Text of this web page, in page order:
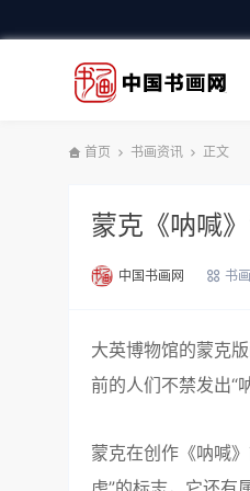
首页 书画资讯 正文
蒙克《呐喊
中国书画网 书
大英博物馆的蒙克
前的人们不禁发出“呐
蒙克在创作《呐喊